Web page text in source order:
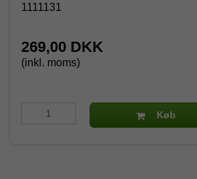
1111131
269,00 DKK
(inkl. moms)
Køb